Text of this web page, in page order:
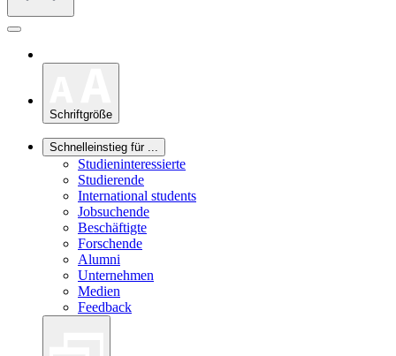
Schriftgröße
Schnelleinstieg für ...
Studieninteressierte
Studierende
International students
Jobsuchende
Beschäftigte
Forschende
Alumni
Unternehmen
Medien
Feedback